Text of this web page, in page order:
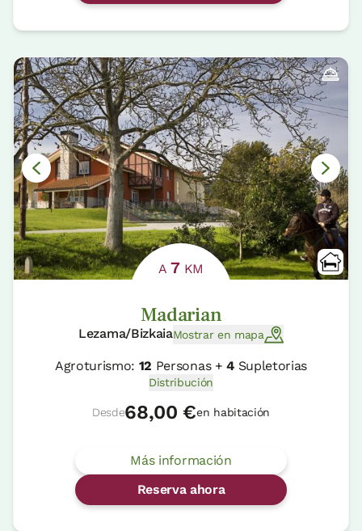
A7 KM
Madarian
Lezama/BizkaiaMostrar en mapa
Agroturismo: 12 Personas +4Supletorias
Distribución
Desde68,00 €en habitación
Más información
Reserva ahora